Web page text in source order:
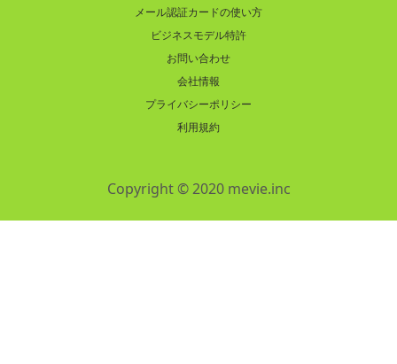
メール認証カードの使い方
ビジネスモデル特許
お問い合わせ
会社情報
プライバシーポリシー
利用規約
Copyright © 2020 mevie.inc